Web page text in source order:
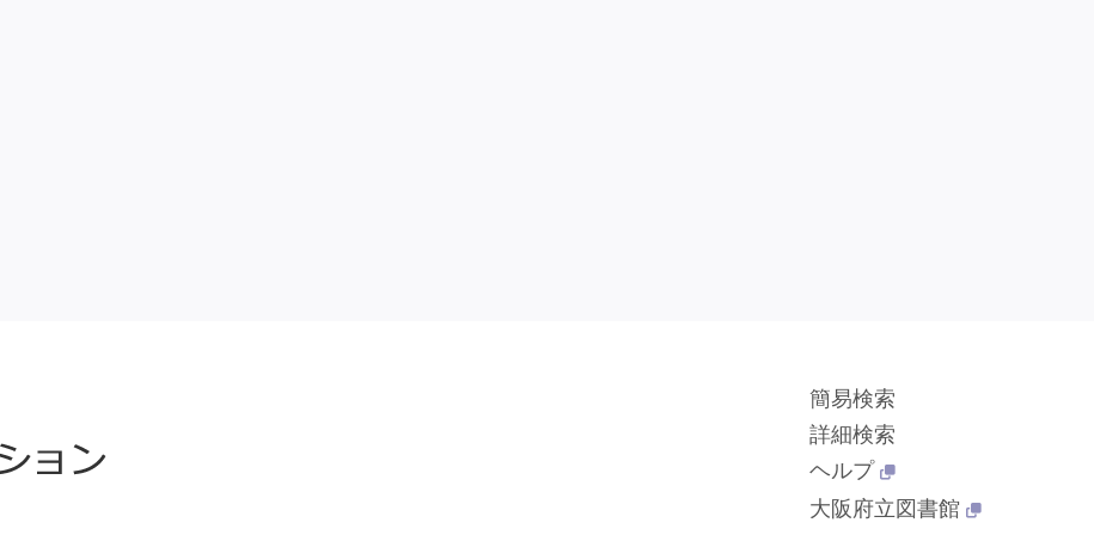
簡易検索
詳細検索
ヘルプ
大阪府立図書館